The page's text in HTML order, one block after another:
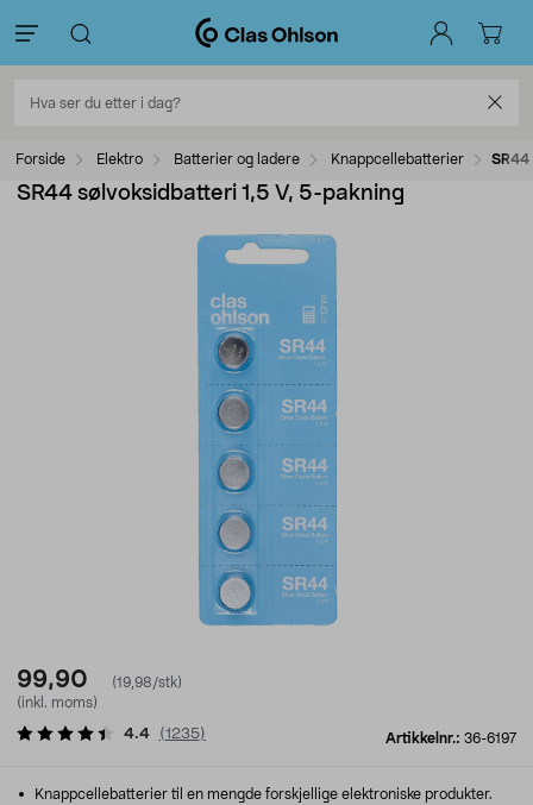
Forside Elektro Batterier og ladere Knappcellebatterier SR44
SR44 sølvoksidbatteri 1,5 V, 5-pakning
99,90
(19,98/stk)
(inkl. moms)
Artikkelnr.: 36-6197
4.4 (1235)
Knappcellebatterier til en mengde forskjellige elektroniske produkter.